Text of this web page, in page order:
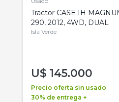
Tractor CASE IH
290, 2012, 4WD, DUAL
Isla Verde
U$ 145.000
Precio oferta sin usado
30% de entrega +